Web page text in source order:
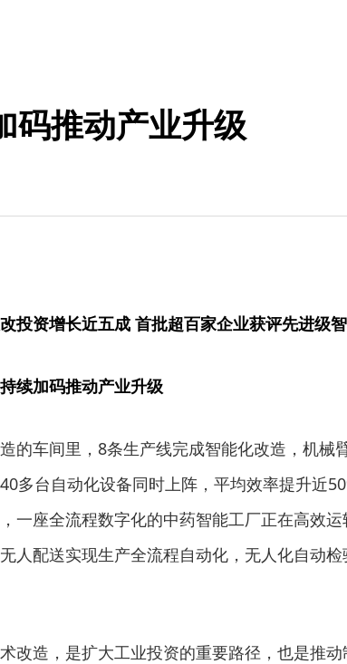
码推动产业升级
投资增长近五成 首批超百家企业获评先进级
续加码推动产业升级
的车间里，8条生产线完成智能化改造，机械
多台自动化设备同时上阵，平均效率提升近
一座全流程数字化的中药智能工厂正在高效
人配送实现生产全流程自动化，无人化自动
改造，是扩大工业投资的重要路径，也是推动